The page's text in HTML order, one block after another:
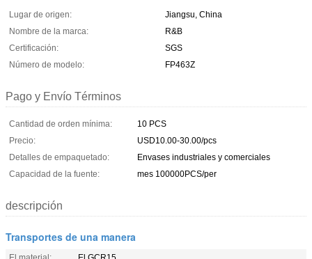
Lugar de origen:
Jiangsu, China
Nombre de la marca:
R&B
Certificación:
SGS
Número de modelo:
FP463Z
Pago y Envío Términos
Cantidad de orden mínima:
10 PCS
Precio:
USD10.00-30.00/pcs
Detalles de empaquetado:
Envases industriales y comerciales
Capacidad de la fuente:
mes 100000PCS/per
descripción
Transportes de una manera